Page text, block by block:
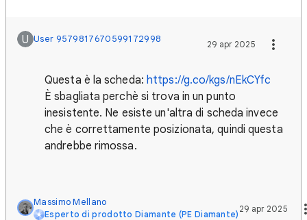
U User 9579817670599172998 29 apr 2025
Questa è la scheda: https://g.co/kgs/nEkCYfc
È sbagliata perchè si trova in un punto
inesistente. Ne esiste un'altra di scheda invece
che è correttamente posizionata, quindi questa
andrebbe rimossa.
Massimo Mellano
Esperto di prodotto Diamante (PE Diamante)
29 apr 2025